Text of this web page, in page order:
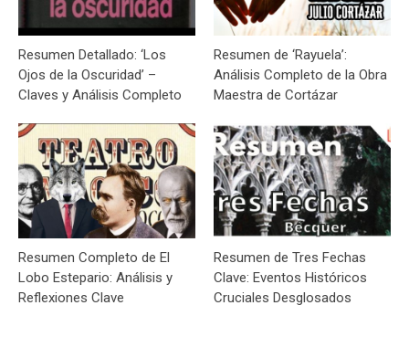
Resumen Detallado: ‘Los
Ojos de la Oscuridad’ –
Claves y Análisis Completo
Resumen de ‘Rayuela’:
Análisis Completo de la Obra
Maestra de Cortázar
Resumen Completo de El
Lobo Estepario: Análisis y
Reflexiones Clave
Resumen de Tres Fechas
Clave: Eventos Históricos
Cruciales Desglosados